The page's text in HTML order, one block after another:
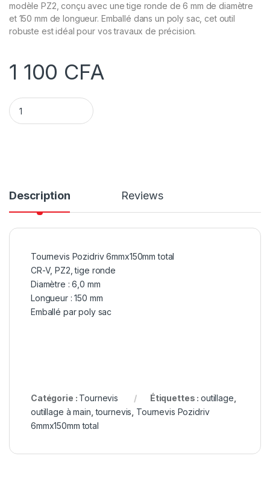
modèle PZ2, conçu avec une tige ronde de 6 mm de diamètre
et 150 mm de longueur. Emballé dans un poly sac, cet outil
robuste est idéal pour vos travaux de précision.
1 100 CFA
Tournevis Pozidriv 6mmx150mm total quantity
Description Reviews
Tournevis Pozidriv 6mmx150mm total
CR-V, PZ2, tige ronde
Diamètre : 6,0 mm
Longueur : 150 mm
Emballé par poly sac
Catégorie : Tournevis Étiquettes : outillage
outillage à main ,tournevis Tournevis Pozidriv
6mmx150mm total